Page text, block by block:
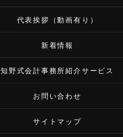
代表挨拶（動画有り）
新着情報
知野式会計事務所紹介サービス
お問い合わせ
サイトマップ